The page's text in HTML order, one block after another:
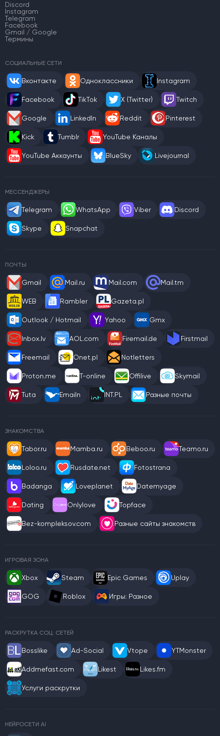
Discord
Instagram
Telegram
Facebook
Gmail / Google
Термины
СОЦИАЛЬНЫЕ СЕТИ
Вконтакте Одноклассники Instagram
Facebook TikTok X (Twitter) Twitch
Google LinkedIn Reddit Pinterest
Kick Tumblr YouTube Каналы
YouTube Аккаунты BlueSky Livejournal
МЕССЕНДЖЕРЫ
Telegram WhatsApp Viber Discord
Skype Snapchat
ПОЧТЫ
Gmail Mail.ru Mail.com Mail.tm
WEB Rambler Gazeta.pl
Outlook / Hotmail Yahoo Gmx
Inbox.lv AOL.com Firemail.de Firstmail
Freemail Onet.pl Notletters
Proton.me T-online Offilive Skymail
Tuta Emailn INT.PL Разные почты
ЗНАКОМСТВА
Tabor.ru Mamba.ru Beboo.ru Teamo.ru
Loloo.ru Rusdate.net Fotostrana
Badanga Loveplanet Datemyage
Dating Onlylove Topface
Bez-kompleksov.com Разные сайты знакомств
ИГРОВАЯ ЗОНА
Xbox Steam Epic Games Uplay
GOG Roblox Игры: Разное
РАСКРУТКА СОЦ. СЕТЕЙ
Bosslike Ad-Social Vtope YTMonster
Addmefast.com Likest Likes.fm
Услуги раскрутки
НЕЙРОСЕТИ AI